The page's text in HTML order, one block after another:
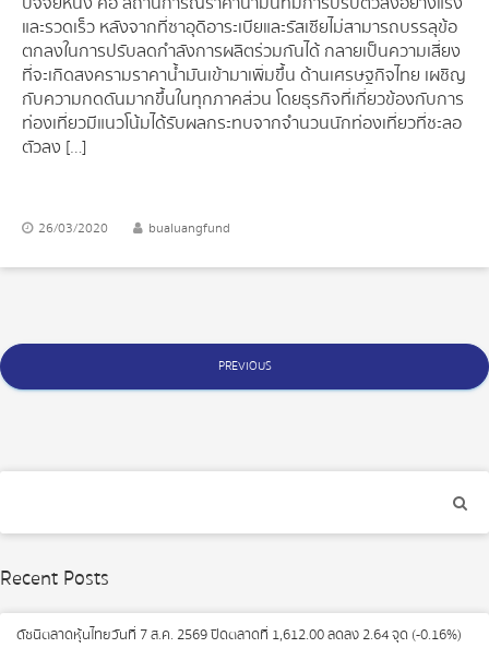
และรวดเร็ว หลังจากที่ซาอุดิอาระเบียและรัสเซียไม่สามารถบรรลุข้อ
ตกลงในการปรับลดกำลังการผลิตร่วมกันได้ กลายเป็นความเสี่ยง
ที่จะเกิดสงครามราคาน้ำมันเข้ามาเพิ่มขึ้น ด้านเศรษฐกิจไทย เผชิญ
กับความกดดันมากขึ้นในทุกภาคส่วน โดยธุรกิจที่เกี่ยวข้องกับการ
ท่องเที่ยวมีแนวโน้มได้รับผลกระทบจากจำนวนนักท่องเที่ยวที่ชะลอ
ตัวลง […]
26/03/2020 bualuangfund
Posts
navigation
PREVIOUS
Recent Posts
ดัชนีตลาดหุ้นไทยวันที่ 7 ส.ค. 2569 ปิดตลาดที่ 1,612.00 ลดลง 2.64 จุด (-0.16%)